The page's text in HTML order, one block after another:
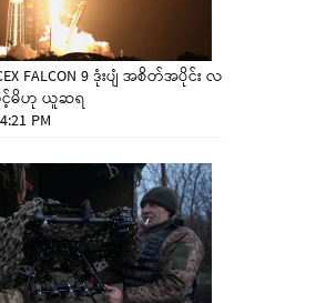
FALCON 9 ဒုံးပျံ အစိတ်အပိုင်း လ
င့်မိဟု ယူဆရ
PM